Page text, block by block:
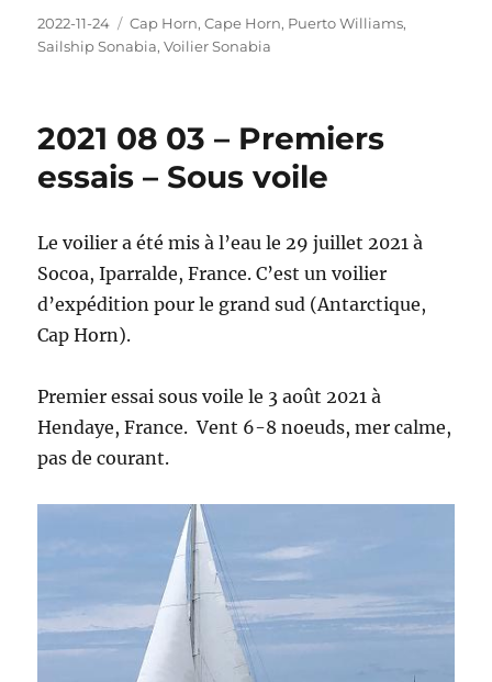
Publié
le
2022-11-24 Étiquettes
Cap Horn,Cape Horn, Puerto Williams,
Sailship Sonabia,Voilier Sonabia
2021 08 03 – Premiers
essais – Sous voile
Le voilier a été mis à l’eau le 29 juillet 2021 à
Socoa, Iparralde, France. C’est un voilier
d’expédition pour le grand sud (Antarctique,
Cap Horn).
Premier essai sous voile le 3 août 2021 à
Hendaye, France. Vent 6-8 noeuds, mer calme,
pas de courant.